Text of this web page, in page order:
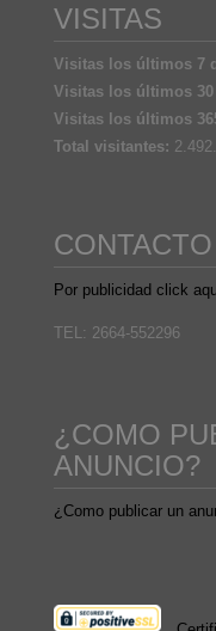
VISITAS
Visitas los últimos 7
Visitas los últimos 30
Visitas los últimos
Total visitantes:
CONTACTO
Por publicidad click
TEL: 2664-552296
¿COMO
ANUNCIO?
¿Como publicar un